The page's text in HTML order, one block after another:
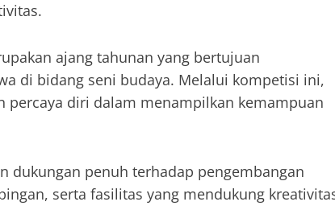
ajang tahunan yang bertujuan
di bidang seni budaya. Melalui kompetisi ini,
percaya diri dalam menampilkan kemampuan
dukungan penuh terhadap pengembangan
serta fasilitas yang mendukung